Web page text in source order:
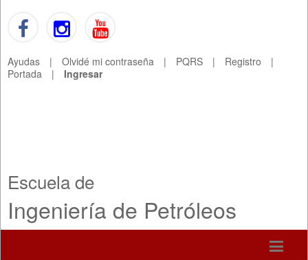
Ayudas | Olvidé mi contraseña | PQRS | Registro
|
Portada
| Ingresar
Escuela de
Ingeniería de Petróleos